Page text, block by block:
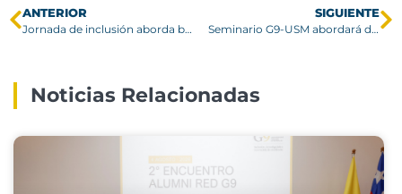
ANTERIOR
Jornada de inclusión aborda beneficios y apoyos para los estudiantes con condición de discapacidad
SIGUIENTE
Seminario G9-USM abordará desafíos del cambio climático
Noticias Relacionadas